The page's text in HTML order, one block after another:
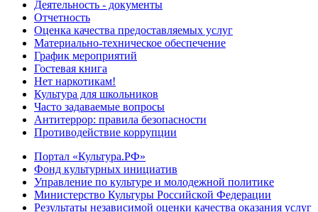
Деятельность - документы
Отчетность
Оценка качества предоставляемых услуг
Материально-техническое обеспечение
График мероприятий
Гостевая книга
Нет наркотикам!
Культура для школьников
Часто задаваемые вопросы
Антитеррор: правила безопасности
Противодействие коррупции
Портал «Культура.РФ»
Фонд культурных инициатив
Управление по культуре и молодежной политике
Министерство Культуры Российской Федерации
Результаты независимой оценки качества оказания услуг